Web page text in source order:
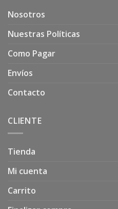
Nosotros
Nuestras Políticas
Como Pagar
Envíos
Contacto
CLIENTE
Tienda
Mi cuenta
Carrito